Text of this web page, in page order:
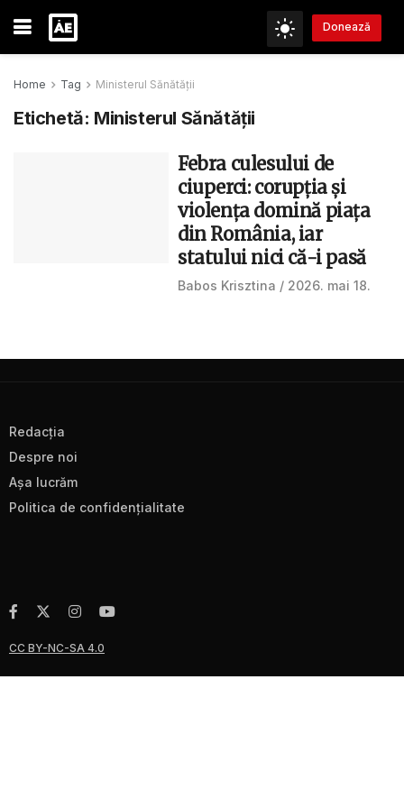
Donează
Home Tag Ministerul Sănătății
Etichetă: Ministerul Sănătății
Febra culesului de
ciuperci: corupția și
violența domină piața
din România, iar
statului nici că-i pasă
Babos Krisztina 2026. mai 18.
Redacţia
Despre noi
Aşa lucrăm
Politica de confidenţialitate
CC BY-NC-SA 4.0